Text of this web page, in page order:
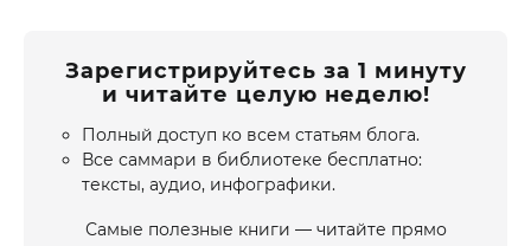
Зарегистрируйтесь за 1 минуту
и читайте целую неделю!
Полный доступ ко всем статьям блога.
Все саммари в библиотеке бесплатно:
тексты, аудио, инфографики.
Самые полезные книги — читайте прямо